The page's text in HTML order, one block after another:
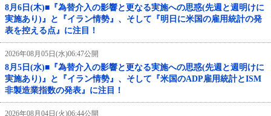
8月6日(木)■『為替介入の影響と更なる実施への思惑(先週と週明けに
実施あり)』と『イラン情勢』、そして『明日に米国の雇用統計の発
表を控える点』に注目！
2026年08月05日(水)06:47公開
8月5日(水)■『為替介入の影響と更なる実施への思惑(先週と週明けに
実施あり)』と『イラン情勢』、そして『米国のADP雇用統計とISM
非製造業指数の発表』に注目！
2026年08月04日(火)06:44公開